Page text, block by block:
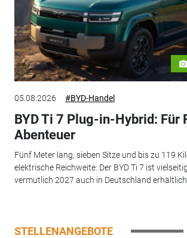
05.08.2026 #BYD-Handel
BYD Ti 7 Plug-in-Hybrid: Für
Abenteuer
Fünf Meter lang, sieben Sitze und bis zu 119
elektrische Reichweite: Der BYD Ti 7 ist
vermutlich 2027 auch in Deutschland erhältlich.
STELLENANGEBOTE